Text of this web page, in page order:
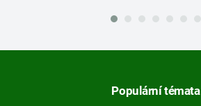
Populární témata